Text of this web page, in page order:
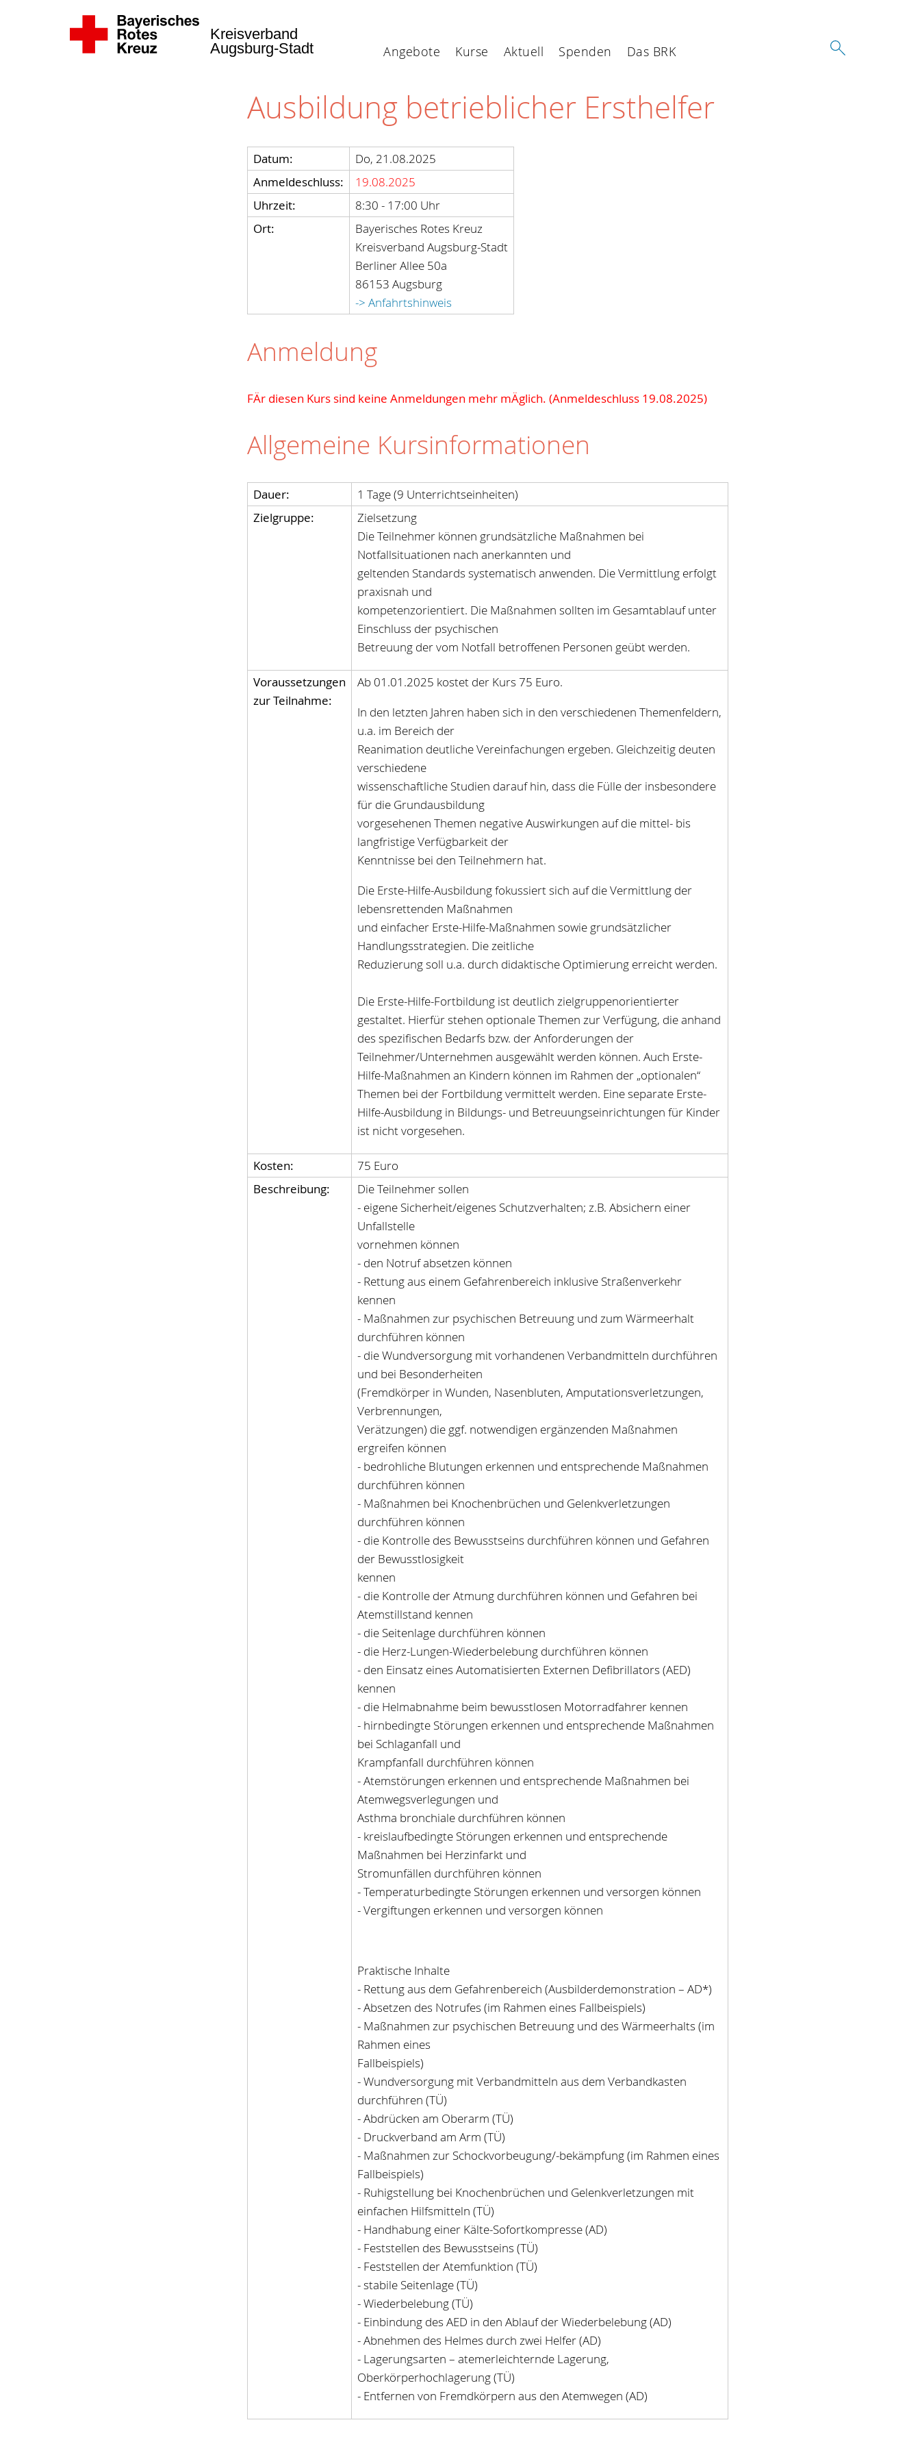
Angebote Kurse Aktuell Spenden Das BRK
Kreisverband
Augsburg-Stadt
Ausbildung betrieblicher Ersthelfer
Datum:
Do, 21.08.2025
Anmeldeschluss:
19.08.2025
Uhrzeit:
8:30 - 17:00 Uhr
Ort:
Bayerisches Rotes Kreuz
Kreisverband Augsburg-Stadt
Berliner Allee 50a
86153 Augsburg
-> Anfahrtshinweis
Anmeldung
FÄr diesen Kurs sind keine Anmeldungen mehr mÄglich. (Anmeldeschluss 19.08.2025)
Allgemeine Kursinformationen
Dauer:
1 Tage (9 Unterrichtseinheiten)
Zielgruppe:
Zielsetzung
Die Teilnehmer können grundsätzliche Maßnahmen bei
Notfallsituationen nach anerkannten und
geltenden Standards systematisch anwenden. Die Vermittlung erfolgt
praxisnah und
kompetenzorientiert. Die Maßnahmen sollten im Gesamtablauf unter
Einschluss der psychischen
Betreuung der vom Notfall betroffenen Personen geübt werden.
Voraussetzungen
zur Teilnahme:
Ab 01.01.2025 kostet der Kurs 75 Euro.
In den letzten Jahren haben sich in den verschiedenen Themenfeldern,
u.a. im Bereich der
Reanimation deutliche Vereinfachungen ergeben. Gleichzeitig deuten
verschiedene
wissenschaftliche Studien darauf hin, dass die Fülle der insbesondere
für die Grundausbildung
vorgesehenen Themen negative Auswirkungen auf die mittel- bis
langfristige Verfügbarkeit der
Kenntnisse bei den Teilnehmern hat.
Die Erste-Hilfe-Ausbildung fokussiert sich auf die Vermittlung der
lebensrettenden Maßnahmen
und einfacher Erste-Hilfe-Maßnahmen sowie grundsätzlicher
Handlungsstrategien. Die zeitliche
Reduzierung soll u.a. durch didaktische Optimierung erreicht werden.
Die Erste-Hilfe-Fortbildung ist deutlich zielgruppenorientierter
gestaltet. Hierfür stehen optionale Themen zur Verfügung, die anhand
des spezifischen Bedarfs bzw. der Anforderungen der
Teilnehmer/Unternehmen ausgewählt werden können. Auch Erste-
Hilfe-Maßnahmen an Kindern können im Rahmen der „optionalen“
Themen bei der Fortbildung vermittelt werden. Eine separate Erste-
Hilfe-Ausbildung in Bildungs- und Betreuungseinrichtungen für Kinder
ist nicht vorgesehen.
Kosten:
75 Euro
Beschreibung:
Die Teilnehmer sollen
- eigene Sicherheit/eigenes Schutzverhalten; z.B. Absichern einer
Unfallstelle
vornehmen können
- den Notruf absetzen können
- Rettung aus einem Gefahrenbereich inklusive Straßenverkehr
kennen
- Maßnahmen zur psychischen Betreuung und zum Wärmeerhalt
durchführen können
- die Wundversorgung mit vorhandenen Verbandmitteln durchführen
und bei Besonderheiten
(Fremdkörper in Wunden, Nasenbluten, Amputationsverletzungen,
Verbrennungen,
Verätzungen) die ggf. notwendigen ergänzenden Maßnahmen
ergreifen können
- bedrohliche Blutungen erkennen und entsprechende Maßnahmen
durchführen können
- Maßnahmen bei Knochenbrüchen und Gelenkverletzungen
durchführen können
- die Kontrolle des Bewusstseins durchführen können und Gefahren
der Bewusstlosigkeit
kennen
- die Kontrolle der Atmung durchführen können und Gefahren bei
Atemstillstand kennen
- die Seitenlage durchführen können
- die Herz-Lungen-Wiederbelebung durchführen können
- den Einsatz eines Automatisierten Externen Defibrillators (AED)
kennen
- die Helmabnahme beim bewusstlosen Motorradfahrer kennen
- hirnbedingte Störungen erkennen und entsprechende Maßnahmen
bei Schlaganfall und
Krampfanfall durchführen können
- Atemstörungen erkennen und entsprechende Maßnahmen bei
Atemwegsverlegungen und
Asthma bronchiale durchführen können
- kreislaufbedingte Störungen erkennen und entsprechende
Maßnahmen bei Herzinfarkt und
Stromunfällen durchführen können
- Temperaturbedingte Störungen erkennen und versorgen können
- Vergiftungen erkennen und versorgen können
Praktische Inhalte
- Rettung aus dem Gefahrenbereich (Ausbilderdemonstration – AD*)
- Absetzen des Notrufes (im Rahmen eines Fallbeispiels)
- Maßnahmen zur psychischen Betreuung und des Wärmeerhalts (im
Rahmen eines
Fallbeispiels)
- Wundversorgung mit Verbandmitteln aus dem Verbandkasten
durchführen (TÜ)
- Abdrücken am Oberarm (TÜ)
- Druckverband am Arm (TÜ)
- Maßnahmen zur Schockvorbeugung/-bekämpfung (im Rahmen eines
Fallbeispiels)
- Ruhigstellung bei Knochenbrüchen und Gelenkverletzungen mit
einfachen Hilfsmitteln (TÜ)
- Handhabung einer Kälte-Sofortkompresse (AD)
- Feststellen des Bewusstseins (TÜ)
- Feststellen der Atemfunktion (TÜ)
- stabile Seitenlage (TÜ)
- Wiederbelebung (TÜ)
- Einbindung des AED in den Ablauf der Wiederbelebung (AD)
- Abnehmen des Helmes durch zwei Helfer (AD)
- Lagerungsarten – atemerleichternde Lagerung,
Oberkörperhochlagerung (TÜ)
- Entfernen von Fremdkörpern aus den Atemwegen (AD)